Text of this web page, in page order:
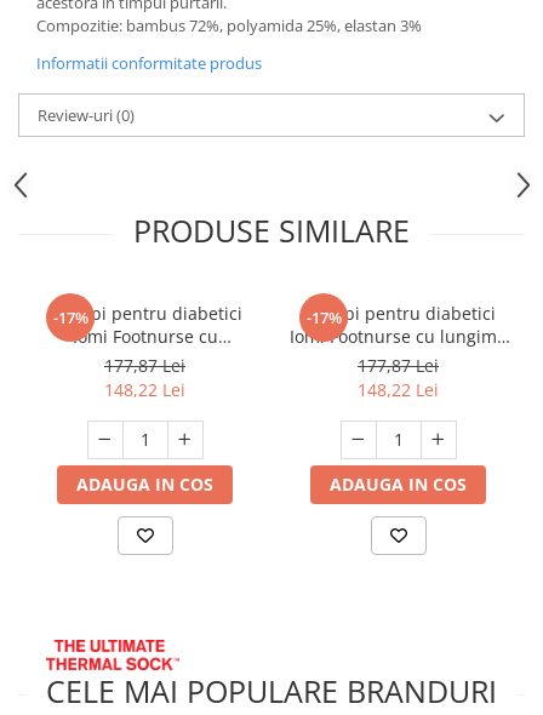
Compozitie: bambus 72%, polyamida 25%, elastan 3%
Informatii conformitate produs
Review-uri(0)
PRODUSE SIMILARE
-17%
Ciorapi pentru diabetici
Iomi Footnurse cu
amortizare, albi, marime
43-45, 3 perechi/set
177,87 Lei
148,22 Lei
ADAUGA IN COS
-17%
Ciorapi pentru diabetici
Iomi Footnurse cu lungime
pana la glezna, albi,
marime 43-45, 3 perechi/set
177,87 Lei
148,22 Lei
ADAUGA IN COS
CELE MAI POPULARE BRANDURI